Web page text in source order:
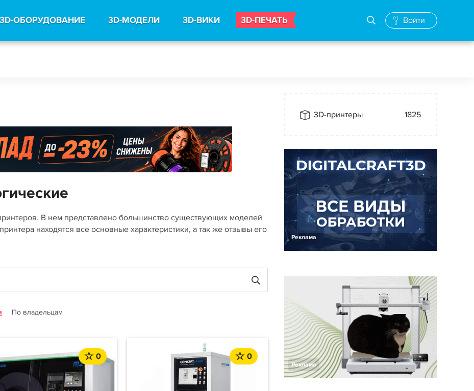
3D-ОБОРУДОВАНИЕ 3D-МОДЕЛИ 3D-ВИКИ 3D-ПЕЧАТЬ Войти
В нем представлено большинство существующих моделей
находятся все основные характеристики, а так же отзывы его
По владельцам
0 0
3D-принтеры 1825
Реклама
Реклама